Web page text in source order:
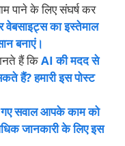
पाने के लिए संघर्ष कर
वेबसाइट्स का इस्तेमाल
बनाएं।
हैं किAI की मदद से
हैं? हमारी इस पोस्ट
सवाल आपके काम को
जानकारी के लिए इस